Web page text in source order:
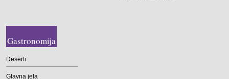
Gastronomija
Deserti
Glavna jela